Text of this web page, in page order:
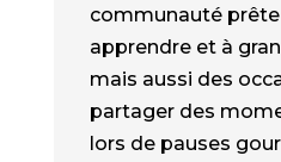
communauté prête
apprendre et à
mais aussi des
partager des
lors de pauses